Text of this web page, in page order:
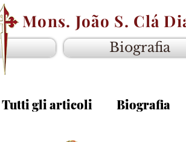
Mons. João S. Clá
Biografia
Tutti gli articoli Biografia